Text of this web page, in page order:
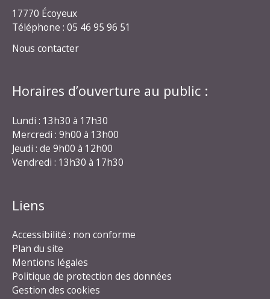
17770 Écoyeux
Téléphone : 05 46 95 96 51
Nous contacter
Horaires d’ouverture au public :
Lundi : 13h30 à 17h30
Mercredi : 9h00 à 13h00
Jeudi : de 9h00 à 12h00
Vendredi : 13h30 à 17h30
Liens
Accessibilité : non conforme
Plan du site
Mentions légales
Politique de protection des données
Gestion des cookies